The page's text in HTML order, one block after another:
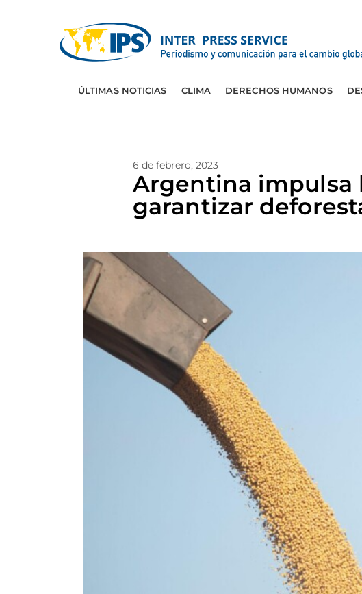
ÚLTIMAS NOTICIAS CLIMA DERECHOS HUMANOS
6 de febrero, 2023
Argentina impulsa
garantizar